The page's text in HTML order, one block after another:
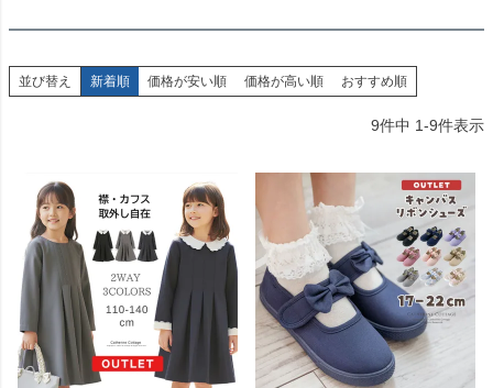
並び替え 新着順 価格が安い順 価格が高い順 おすすめ順
9件中 1-9件表示